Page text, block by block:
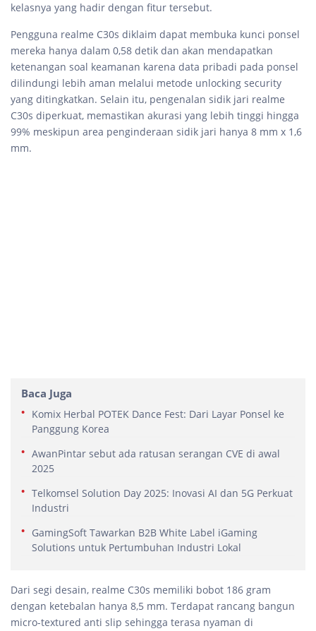
kelasnya yang hadir dengan fitur tersebut.
Pengguna realme C30s diklaim dapat membuka kunci ponsel
mereka hanya dalam 0,58 detik dan akan mendapatkan
ketenangan soal keamanan karena data pribadi pada ponsel
dilindungi lebih aman melalui metode unlocking security
yang ditingkatkan. Selain itu, pengenalan sidik jari realme
C30s diperkuat, memastikan akurasi yang lebih tinggi hingga
99% meskipun area penginderaan sidik jari hanya 8 mm x 1,6
mm.
Baca Juga
Komix Herbal POTEK Dance Fest: Dari Layar Ponsel ke
Panggung Korea
AwanPintar sebut ada ratusan serangan CVE di awal
2025
Telkomsel Solution Day 2025: Inovasi AI dan 5G Perkuat
Industri
GamingSoft Tawarkan B2B White Label iGaming
Solutions untuk Pertumbuhan Industri Lokal
Dari segi desain, realme C30s memiliki bobot 186 gram
dengan ketebalan hanya 8,5 mm. Terdapat rancang bangun
micro-textured anti slip sehingga terasa nyaman di